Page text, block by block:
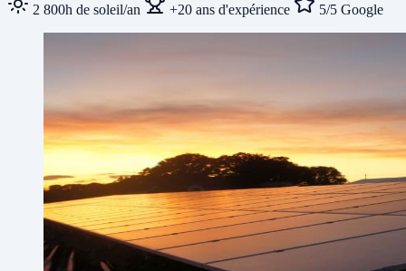
2 800h de soleil/an +20 ans d'expérience 5/5 Google